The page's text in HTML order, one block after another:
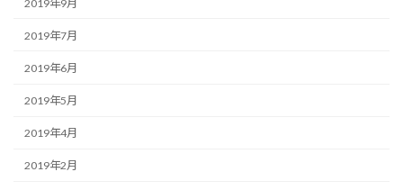
2019年9月
2019年7月
2019年6月
2019年5月
2019年4月
2019年2月